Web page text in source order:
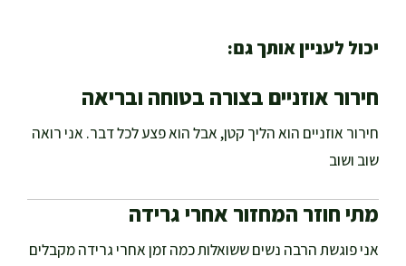
יכול לעניין אותך גם:
חירור אוזניים בצורה בטוחה ובריאה
חירור אוזניים הוא הליך קטן, אבל הוא פצע לכל דבר. אני רואה
שוב ושוב
מתי חוזר המחזור אחרי גרידה
אני פוגשת הרבה נשים ששואלות כמה זמן אחרי גרידה מקבלים